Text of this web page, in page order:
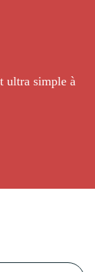
ultra simple à